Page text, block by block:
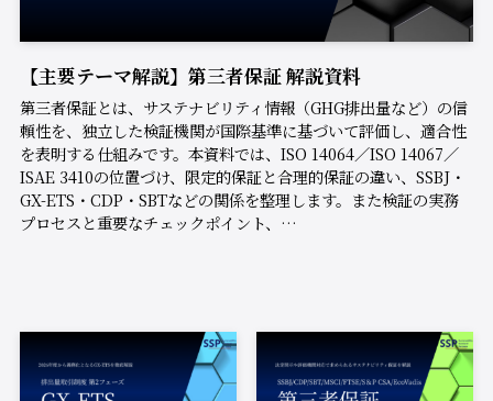
【主要テーマ解説】第三者保証 解説資料
第三者保証とは、サステナビリティ情報（GHG排出量など）の信
頼性を、独立した検証機関が国際基準に基づいて評価し、適合性
を表明する仕組みです。本資料では、ISO 14064／ISO 14067／
ISAE 3410の位置づけ、限定的保証と合理的保証の違い、SSBJ・
GX-ETS・CDP・SBTなどの関係を整理します。また検証の実務
プロセスと重要なチェックポイント、…